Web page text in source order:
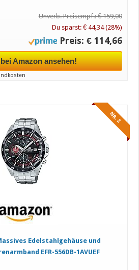
Unverb. Preisempf.: € 159,00
Du sparst: € 44,34 (28%)
Preis: € 114,66
Amazon ansehen!
NR. 2
Edelstahlgehäuse und
EFR-556DB-1AVUEF